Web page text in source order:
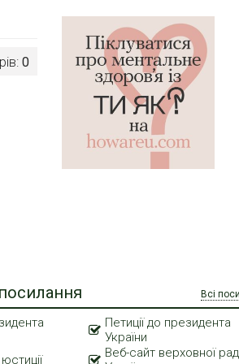
0
Всі
Петиції до президента
України
Веб-сайт верховної